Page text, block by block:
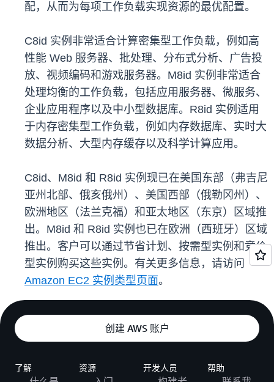
配，从而为每项工作负载实现资源的最优配置。
C8id 实例非常适合计算密集型工作负载，例如高
性能 Web 服务器、批处理、分布式分析、广告投
放、视频编码和游戏服务器。M8id 实例非常适合
处理均衡的工作负载，包括应用服务器、微服务、
企业应用程序以及中小型数据库。R8id 实例适用
于内存密集型工作负载，例如内存数据库、实时大
数据分析、大型内存缓存以及科学计算应用。
C8id、M8id 和 R8id 实例现已在美国东部（弗吉尼
亚州北部、俄亥俄州）、美国西部（俄勒冈州）、
欧洲地区（法兰克福）和亚太地区（东京）区域推
出。M8id 和 R8id 实例也已在欧洲（西班牙）区域
推出。客户可以通过节省计划、按需型实例和竞价
型实例购买这些实例。有关更多信息，请访问
Amazon EC2 实例类型页面。
创建 AWS 账户
了解 资源 开发人员 帮助